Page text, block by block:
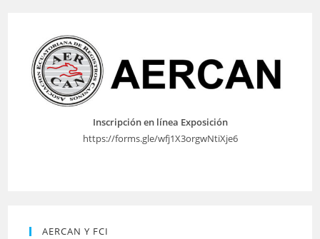
Inscripción en línea Exposición
https://forms.gle/wfj1X3orgwNtiXje6
AERCAN Y FCI